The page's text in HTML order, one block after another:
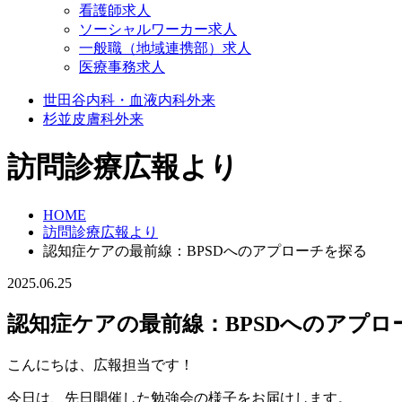
看護師求人
ソーシャルワーカー求人
一般職（地域連携部）求人
医療事務求人
世田谷内科・血液内科外来
杉並皮膚科外来
訪問診療広報より
HOME
訪問診療広報より
認知症ケアの最前線：BPSDへのアプローチを探る
2025.06.25
認知症ケアの最前線：BPSDへのアプロ
こんにちは、広報担当です！
今日は、先日開催した勉強会の様子をお届けします。